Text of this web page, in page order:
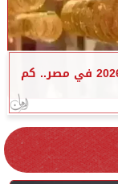
أسعار الذهب اليوم الخميس 6 أغسطس 2026 في مصر.. كم